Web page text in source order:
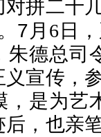
对拼二十
7 月 6 日
朱德总司
义宣传，
，是为艺
后，也亲